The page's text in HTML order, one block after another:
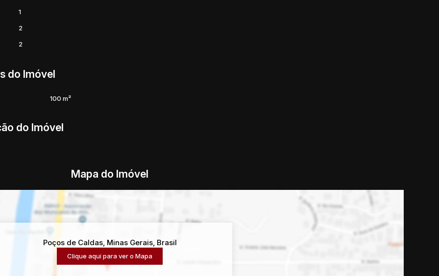
de vida, segurança e lazer para toda a família, em um
prontos para morar.
1
2
2
do Imóvel
100 m²
do Imóvel
Mapa do Imóvel
Poços de Caldas, Minas Gerais, Brasil
Clique aqui para ver o Mapa